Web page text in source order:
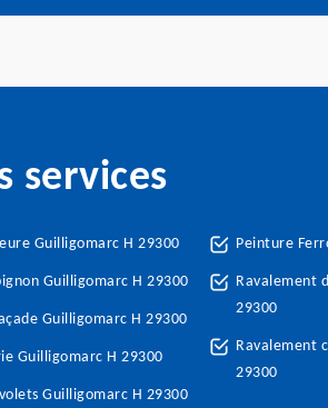
services
Guilligomarc H 29300
Guilligomarc H 29300
Guilligomarc H 29300
Guilligomarc H 29300
Guilligomarc H 29300
Peinture
Ravalement
29300
Ravalement
29300